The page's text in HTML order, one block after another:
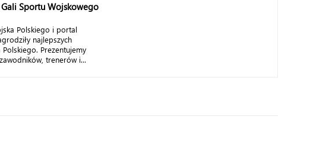
Sportu Wojskowego
Polskiego i portal
najlepszych
Prezentujemy
trenerów i...